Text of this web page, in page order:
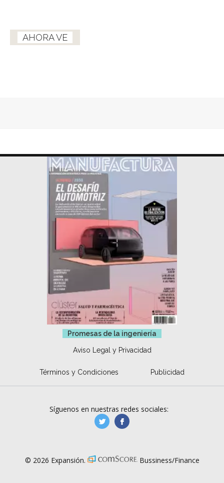
AHORA VE
Promesas de la ingeniería
Aviso Legal y Privacidad
Términos y Condiciones Publicidad
Síguenos en nuestras redes sociales:
manufacturaGE
© 2026 Expansión. Bussiness/Finance